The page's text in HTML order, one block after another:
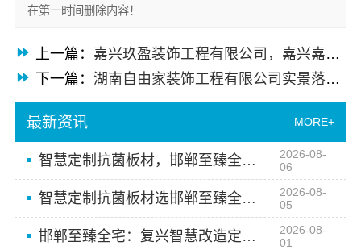
在第一时间删除内容！
上一篇： 嘉兴玖盈装饰工程有限公司，嘉兴嘉善省心服务团队实现拎包入住
下一篇： 湖南自由家装饰工程有限公司实景落地，整装划算吗？
最新资讯 MORE+
智慧定制抗菌板材，邯郸至臻全宅新材料有限公司
2026-08-
06
智慧定制抗菌板材选邯郸至臻全宅新材料有限公司
2026-08-
05
邯郸至臻全宅：复兴智慧改造定制专属空间
2026-08-
01